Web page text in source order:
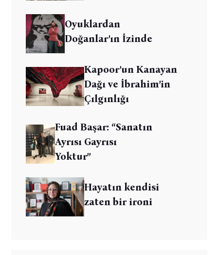
Oyuklardan
Doğanlar’ın İzinde
Kapoor’un Kanayan
Dağı ve İbrahim’in
Çılgınlığı
Fuad Başar: “Sanatın
Ayrısı Gayrısı
Yoktur”
Hayatın kendisi
zaten bir ironi